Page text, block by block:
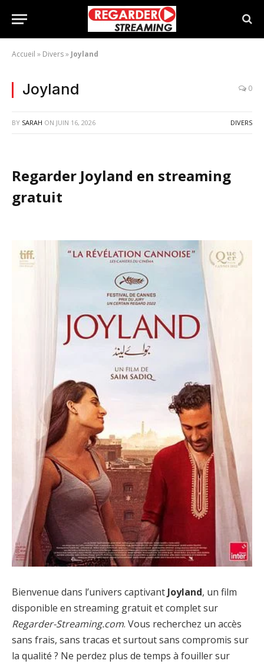
Accueil » Divers» Joyland
Joyland 0
BY SARAH ON JUIN 16, 2026 DIVERS
Regarder Joyland en streaming
gratuit
Bienvenue dans l’univers captivant Joyland, un film
disponible en streaming gratuit et complet sur
Regarder-Streaming.com. Vous recherchez un accès
sans frais, sans tracas et surtout sans compromis sur
la qualité ? Ne perdez plus de temps à fouiller sur